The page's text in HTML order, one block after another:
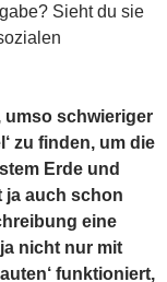
Sieht du sie
umso schwieriger
zu finden, um die
Erde und
ja auch schon
eine
nicht nur mit
funktioniert,